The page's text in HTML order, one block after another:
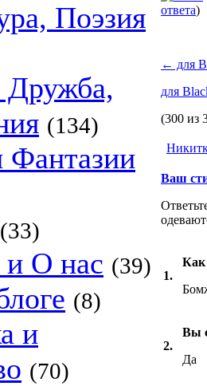
Поэзия
(134)
(33)
О нас (39)
(8)
и
(70)
ответа)
← для
для
(300 из
Ваш
1.
Как
2.
Вы
Да